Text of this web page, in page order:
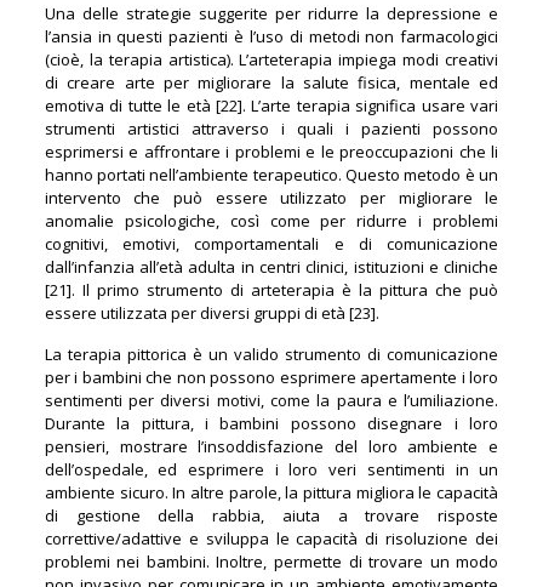
Una delle strategie suggerite per ridurre la depressione e
l’ansia in questi pazienti è l’uso di metodi non farmacologici
(cioè, la terapia artistica). L’arteterapia impiega modi creativi
di creare arte per migliorare la salute fisica, mentale ed
emotiva di tutte le età [22]. L’arte terapia significa usare vari
strumenti artistici attraverso i quali i pazienti possono
esprimersi e affrontare i problemi e le preoccupazioni che li
hanno portati nell’ambiente terapeutico. Questo metodo è un
intervento che può essere utilizzato per migliorare le
anomalie psicologiche, così come per ridurre i problemi
cognitivi, emotivi, comportamentali e di comunicazione
dall’infanzia all’età adulta in centri clinici, istituzioni e cliniche
[21]. Il primo strumento di arteterapia è la pittura che può
essere utilizzata per diversi gruppi di età [23].
La terapia pittorica è un valido strumento di comunicazione
per i bambini che non possono esprimere apertamente i loro
sentimenti per diversi motivi, come la paura e l’umiliazione.
Durante la pittura, i bambini possono disegnare i loro
pensieri, mostrare l’insoddisfazione del loro ambiente e
dell’ospedale, ed esprimere i loro veri sentimenti in un
ambiente sicuro. In altre parole, la pittura migliora le capacità
di gestione della rabbia, aiuta a trovare risposte
correttive/adattive e sviluppa le capacità di risoluzione dei
problemi nei bambini. Inoltre, permette di trovare un modo